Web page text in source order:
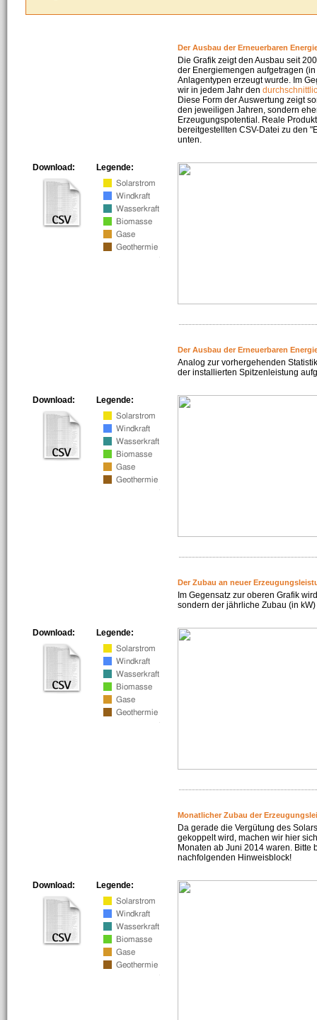
Der Ausbau der Erneuerbaren
Die Grafik zeigt den Ausbau seit
der Energiemengen aufgetragen
Anlagentypen erzeugt wurde. Im
wir in jedem Jahr den
Diese Form der Auswertung zeigt
den jeweiligen Jahren, sondern
Erzeugungspotential. Reale
bereitgestellten CSV-Datei zu den
unten.
Legende:
Download:
Der Ausbau der Erneuerbaren
Analog zur vorhergehenden
der installierten Spitzenleistung
Legende:
Download:
Der Zubau an neuer
Im Gegensatz zur oberen Grafik
sondern der jährliche Zubau (in
Legende:
Download:
Monatlicher Zubau der
Da gerade die Vergütung des
gekoppelt wird, machen wir hier
Monaten ab Juni 2014 waren. Bitte
nachfolgenden Hinweisblock!
Legende:
Download: